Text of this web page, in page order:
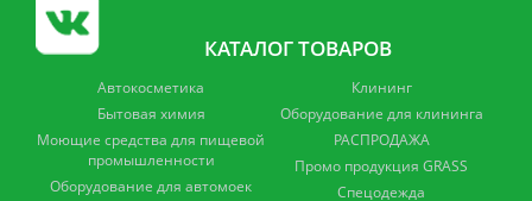
КАТАЛОГ ТОВАРОВ
Автокосметика
Бытовая химия
Моющие средства для пищевой
промышленности
Оборудование для автомоек
Клининг
Оборудование для клининга
РАСПРОДАЖА
Промо продукция GRASS
Спецодежда